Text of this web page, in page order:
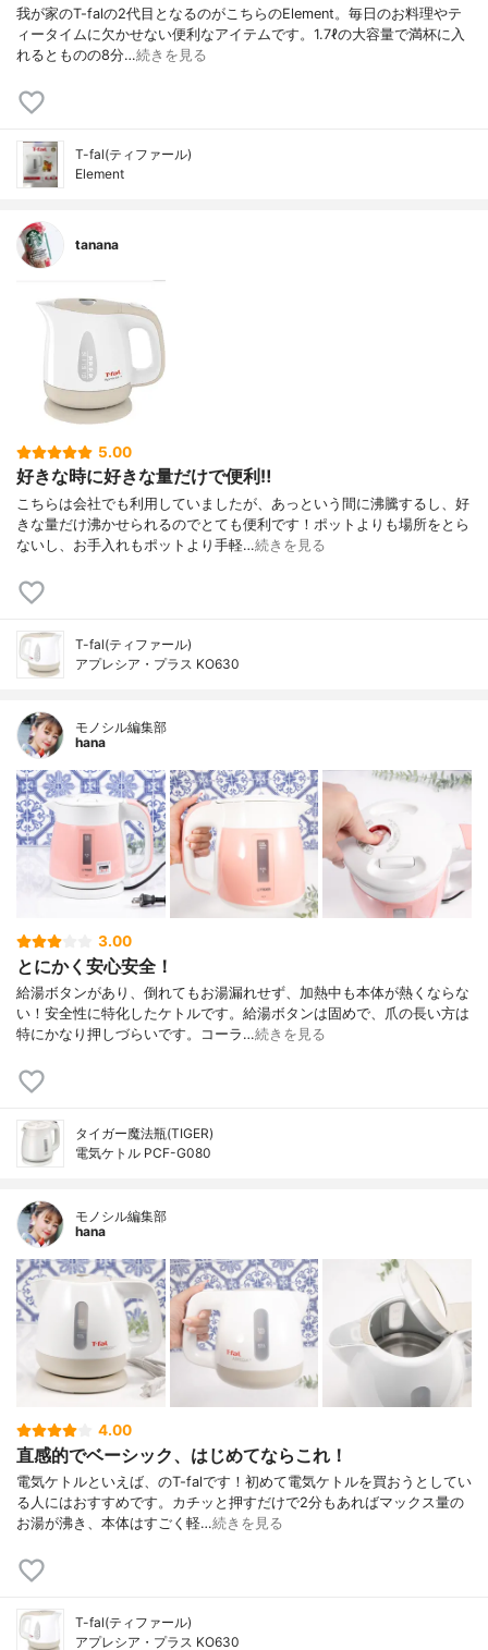
我が家のT-falの2代目となるのがこちらのElement。毎日のお料理やテ
ィータイムに欠かせない便利なアイテムです。1.7ℓの大容量で満杯に入
れるとものの8分…続きを見る
T-fal(ティファール)
Element
tanana
5.00
好きな時に好きな量だけで便利‼︎
こちらは会社でも利用していましたが、あっという間に沸騰するし、好
きな量だけ沸かせられるのでとても便利です！ポットよりも場所をとら
ないし、お手入れもポットより手軽…続きを見る
T-fal(ティファール)
アプレシア・プラス KO630
モノシル編集部
hana
3.00
とにかく安心安全！
給湯ボタンがあり、倒れてもお湯漏れせず、加熱中も本体が熱くならな
い！安全性に特化したケトルです。給湯ボタンは固めで、爪の長い方は
特にかなり押しづらいです。コーラ…続きを見る
タイガー魔法瓶(TIGER)
電気ケトル PCF-G080
モノシル編集部
hana
4.00
直感的でベーシック、はじめてならこれ！
電気ケトルといえば、のT-falです！初めて電気ケトルを買おうとしてい
る人にはおすすめです。カチッと押すだけで2分もあればマックス量の
お湯が沸き、本体はすごく軽…続きを見る
T-fal(ティファール)
アプレシア・プラス KO630